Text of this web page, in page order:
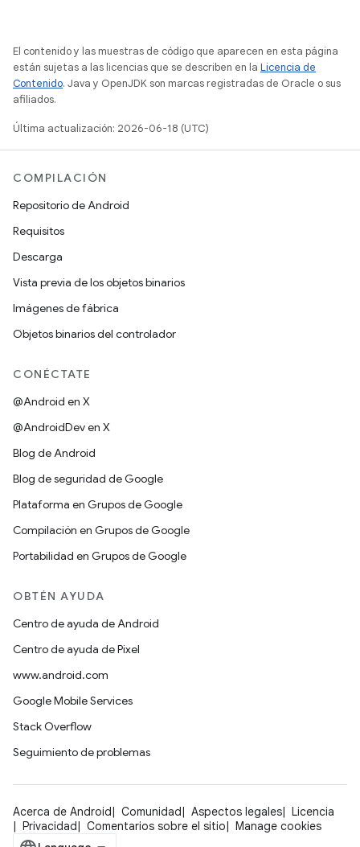
El contenido y las muestras de código que aparecen en esta página
están sujetas a las licencias que se describen en la Licencia de
Contenido. Java y OpenJDK son marcas registradas de Oracle o sus
afiliados.
Última actualización: 2026-06-18 (UTC)
COMPILACIÓN
Repositorio de Android
Requisitos
Descarga
Vista previa de los objetos binarios
Imágenes de fábrica
Objetos binarios del controlador
CONÉCTATE
@Android en X
@AndroidDev en X
Blog de Android
Blog de seguridad de Google
Plataforma en Grupos de Google
Compilación en Grupos de Google
Portabilidad en Grupos de Google
OBTÉN AYUDA
Centro de ayuda de Android
Centro de ayuda de Pixel
www.android.com
Google Mobile Services
Stack Overflow
Seguimiento de problemas
Acerca de Android Comunidad Aspectos legales
Licencia
Privacidad
Comentarios sobre el sitio Manage cookies